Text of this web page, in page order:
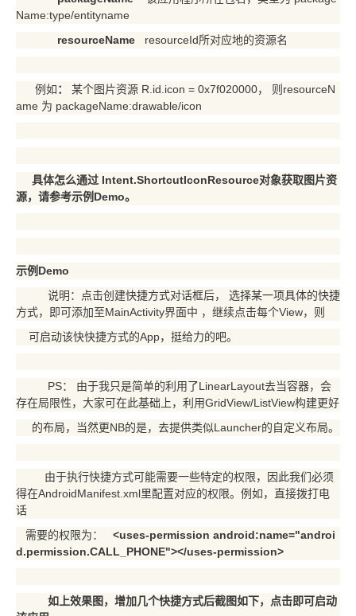
Name:type/entityname
resourceName resourceId所对应地的资源名
例如： 某个图片资源 R.id.icon = 0x7f020000，
则resourceN
ame 为 packageName:drawable/icon
具体怎么通过 Intent.ShortcutIconResource对象获取图片资
源，请参考示例Demo。
示例Demo
说明：点击创建快捷方式对话框后， 选择某一项具体的快捷
方式，即可添加至MainActivity界面中 ，继续点击每个View，则
可启动该快快捷方式的App，挺给力的吧。
PS： 由于我只是简单的利用了LinearLayout去当容器，会
存在局限性，大家可在此基础上，利用GridView/ListView构建更好
的布局，当然更NB的是，去提供类似Launcher的自定义布局。
由于执行快捷方式可能需要一些特定的权限，因此我们必须
得在AndroidManifest.xml里配置对应的权限。例如，直接拨打电
话
需要的权限为：
<uses-permission android:name="androi
d.permission.CALL_PHONE"></uses-permission>
如上效果图，增加几个快捷方式后截图如下，点击即可启动